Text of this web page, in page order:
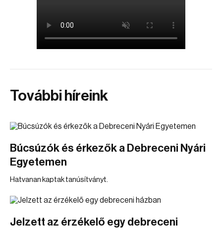
További híreink
Búcsúzók és érkezők a Debreceni Nyári
Egyetemen
Hatvanan kaptak tanúsítványt.
Jelzett az érzékelő egy debreceni